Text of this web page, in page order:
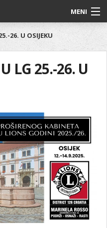
MENI
26. U OSIJEKU
LG 25.-26. U